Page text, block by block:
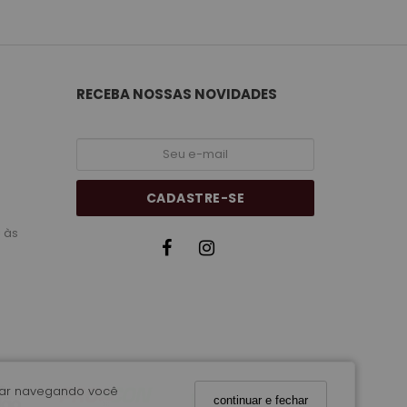
navegando você
continuar e fechar
às
RECEBA NOSSAS NOVIDADES
CADASTRE-SE